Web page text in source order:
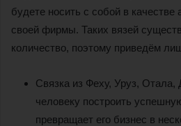
будете носить с собой в качестве
своей фирмы. Таких вязей
количество, поэтому приведём
Связка из Феху, Уруз, Отала,
человеку построить
превращает его бизнес в